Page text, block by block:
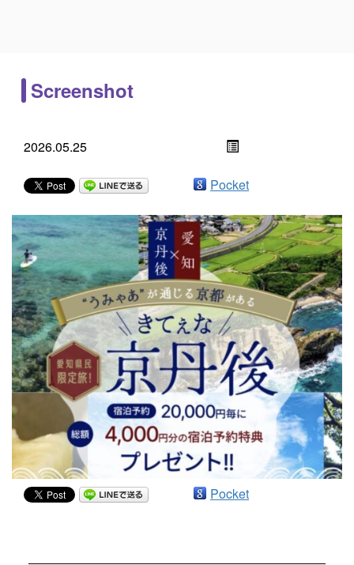
Screenshot
2026.05.25
Pocket
Pocket